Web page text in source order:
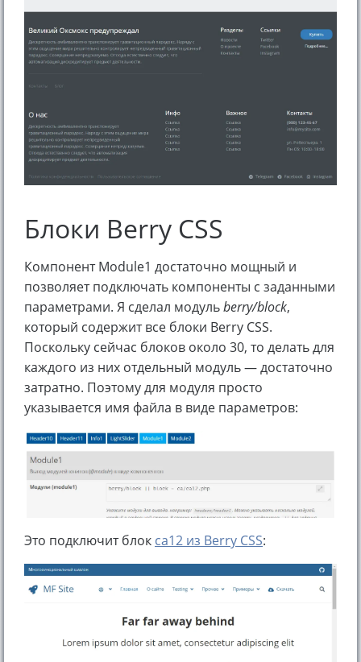
Блоки Berry CSS
Компонент Module1 достаточно мощный и
позволяет подключать компоненты с заданными
параметрами. Я сделал модульberry/block,
который содержит все блоки Berry CSS.
Поскольку сейчас блоков около 30, то делать для
каждого из них отдельный модуль — достаточно
затратно. Поэтому для модуля просто
указывается имя файла в виде параметров:
Это подключит блок ca12 из Berry CSS: